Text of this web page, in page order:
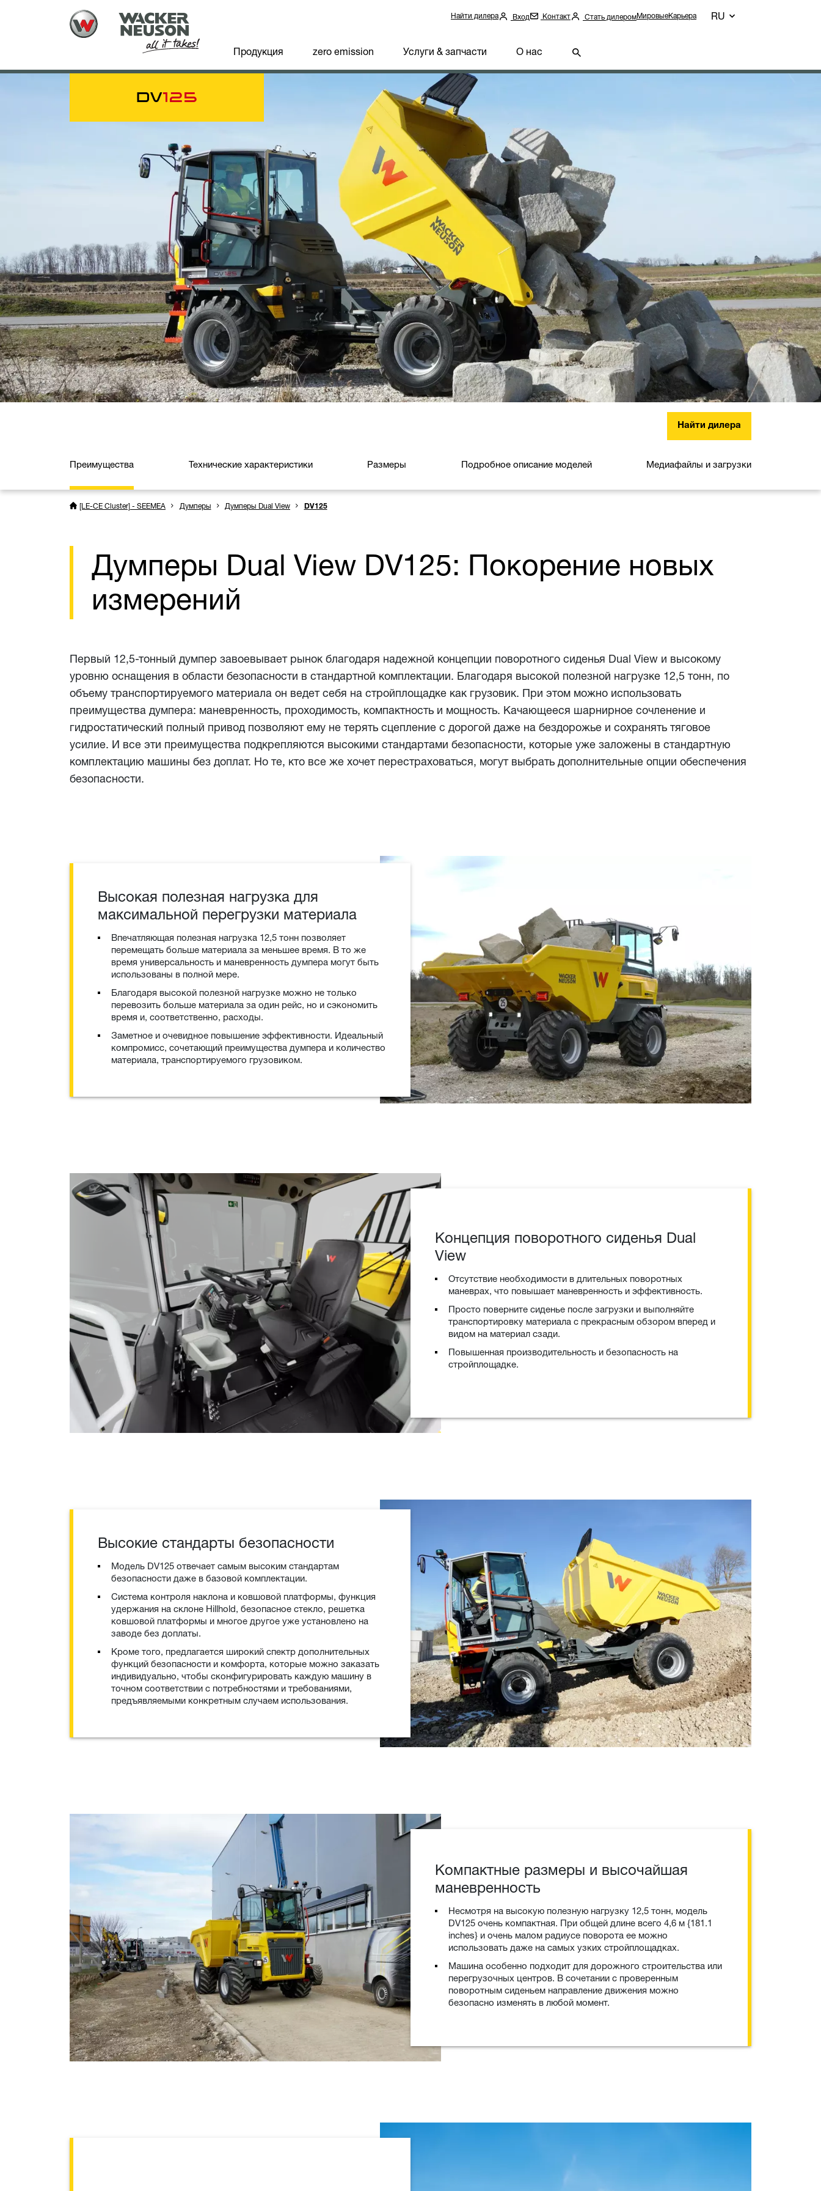
Найти дилера Вход Контакт Стать дилеромМировыеКарьера RU
Продукция zero emission Услуги & запчасти О нас
DV125
Найти дилера
Преимущества Технические характеристики Размеры Подробное описание моделей Медиафайлы и загрузки
[LE-CE Cluster] - SEEMEA Думперы Думперы Dual View DV125
Думперы Dual View DV125: Покорение новых
измерений
Первый 12,5-тонный думпер завоевывает рынок благодаря надежной концепции поворотного сиденья Dual View и высокому
уровню оснащения в области безопасности в стандартной комплектации. Благодаря высокой полезной нагрузке 12,5 тонн, по
объему транспортируемого материала он ведет себя на стройплощадке как грузовик. При этом можно использовать
преимущества думпера: маневренность, проходимость, компактность и мощность. Качающееся шарнирное сочленение и
гидростатический полный привод позволяют ему не терять сцепление с дорогой даже на бездорожье и сохранять тяговое
усилие. И все эти преимущества подкрепляются высокими стандартами безопасности, которые уже заложены в стандартную
комплектацию машины без доплат. Но те, кто все же хочет перестраховаться, могут выбрать дополнительные опции обеспечения
безопасности.
Высокая полезная нагрузка для
максимальной перегрузки материала
Впечатляющая полезная нагрузка 12,5 тонн позволяет
перемещать больше материала за меньшее время. В то же
время универсальность и маневренность думпера могут быть
использованы в полной мере.
Благодаря высокой полезной нагрузке можно не только
перевозить больше материала за один рейс, но и сэкономить
время и, соответственно, расходы.
Заметное и очевидное повышение эффективности. Идеальный
компромисс, сочетающий преимущества думпера и количество
материала, транспортируемого грузовиком.
Концепция поворотного сиденья Dual
View
Отсутствие необходимости в длительных поворотных
маневрах, что повышает маневренность и эффективность.
Просто поверните сиденье после загрузки и выполняйте
транспортировку материала с прекрасным обзором вперед и
видом на материал сзади.
Повышенная производительность и безопасность на
стройплощадке.
Высокие стандарты безопасности
Модель DV125 отвечает самым высоким стандартам
безопасности даже в базовой комплектации.
Система контроля наклона и ковшовой платформы, функция
удержания на склоне Hillhold, безопасное стекло, решетка
ковшовой платформы и многое другое уже установлено на
заводе без доплаты.
Кроме того, предлагается широкий спектр дополнительных
функций безопасности и комфорта, которые можно заказать
индивидуально, чтобы сконфигурировать каждую машину в
точном соответствии с потребностями и требованиями,
предъявляемыми конкретным случаем использования.
Компактные размеры и высочайшая
маневренность
Несмотря на высокую полезную нагрузку 12,5 тонн, модель
DV125 очень компактная. При общей длине всего 4,6 м {181.1
inches} и очень малом радиусе поворота ее можно
использовать даже на самых узких стройплощадках.
Машина особенно подходит для дорожного строительства или
перегрузочных центров. В сочетании с проверенным
поворотным сиденьем направление движения можно
безопасно изменять в любой момент.